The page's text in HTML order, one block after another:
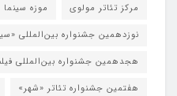
مرکز تئاتر مولوی
موزه سینما
نوزدهمین جشنواره بین‌المللی
هجدهمین جشنواره بین‌المللی
هفتمین جشنواره تئاتر «شهر»